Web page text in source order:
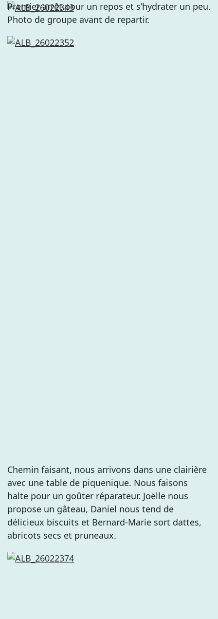
Premier arrêt pour un repos et s’hydrater un peu.
Photo de groupe avant de repartir.
Chemin faisant, nous arrivons dans une clairière
avec une table de piquenique. Nous faisons
halte pour un goûter réparateur. Joëlle nous
propose un gâteau, Daniel nous tend de
délicieux biscuits et Bernard-Marie sort dattes,
abricots secs et pruneaux.